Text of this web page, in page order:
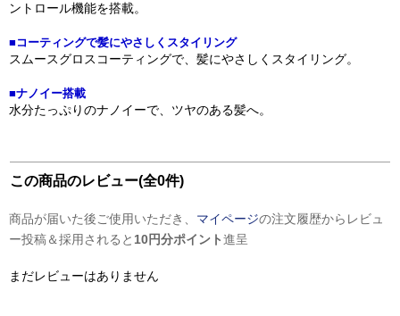
ントロール機能を搭載。
■コーティングで髪にやさしくスタイリング
スムースグロスコーティングで、髪にやさしくスタイリング。
■ナノイー搭載
水分たっぷりのナノイーで、ツヤのある髪へ。
この商品のレビュー(全0件)
商品が届いた後ご使用いただき、 マイページの注文履歴からレビュ
ー投稿＆採用されると 10円分ポイント進呈
まだレビューはありません